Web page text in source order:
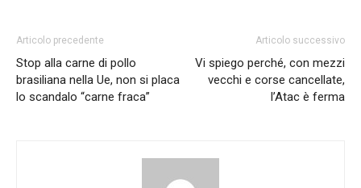
Articolo precedente
Stop alla carne di pollo
brasiliana nella Ue, non si placa
lo scandalo “carne fraca”
Articolo successivo
Vi spiego perché, con mezzi
vecchi e corse cancellate,
l’Atac è ferma